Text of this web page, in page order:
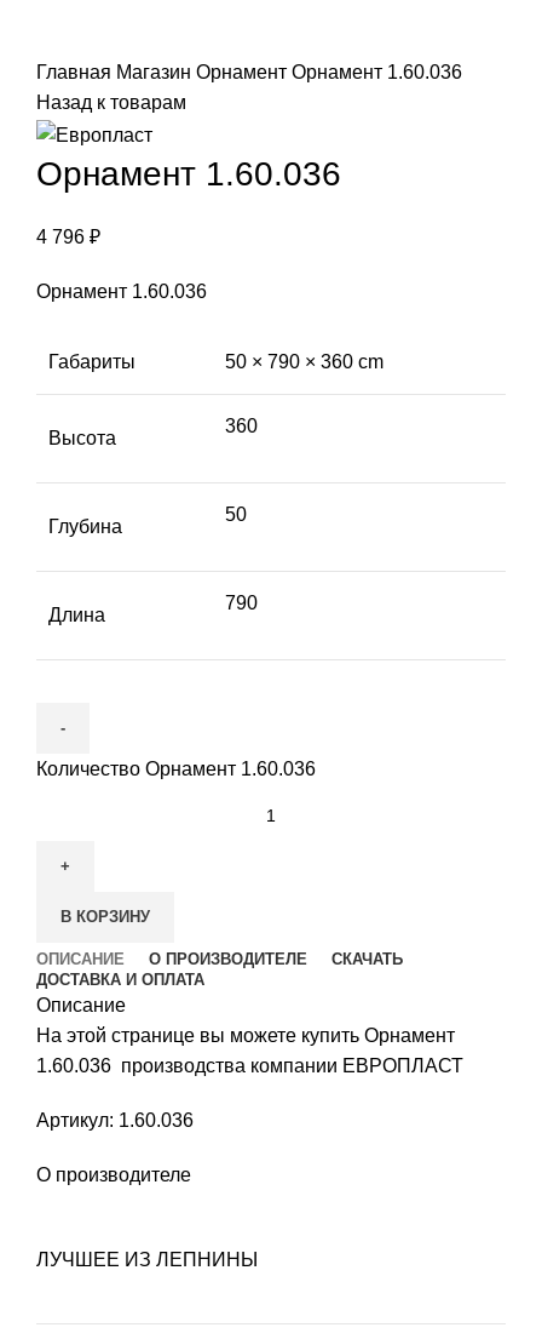
Главная Магазин Орнамент Орнамент 1.60.036
Назад к товарам
Орнамент 1.60.036
4 796 ₽
Орнамент 1.60.036
Габариты 50 × 790 × 360 cm
Высота
360
Глубина
50
Длина
790
Количество Орнамент 1.60.036
В КОРЗИНУ
ОПИСАНИЕ О ПРОИЗВОДИТЕЛЕ
СКАЧАТЬ
ДОСТАВКА И ОПЛАТА
Описание
На этой странице вы можете купить Орнамент
1.60.036 производства компании ЕВРОПЛАСТ
Артикул: 1.60.036
О производителе
ЛУЧШЕЕ ИЗ ЛЕПНИНЫ